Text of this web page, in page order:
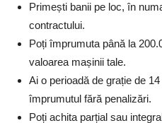
Primești banii pe loc, în
contractului.
Poți împrumuta până la
valoarea mașinii tale.
Ai o perioadă de grație de
împrumutul fără penalizări.
Poți achita parțial sau